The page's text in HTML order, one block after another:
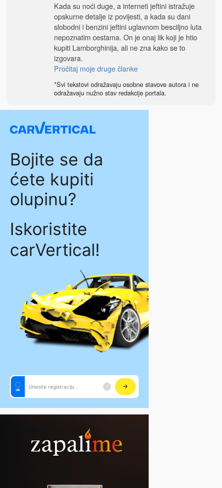
Kada su noći duge, a interneti jeftini istražuje
opskurne detalje iz povijesti, a kada su dani
slobodni i benzini jeftini uglavnom besciljno luta
nepoznatim cestama. On je onaj lik koji je htio
kupiti Lamborghinija, ali ne zna kako se to
izgovara.
Pročitaj moje druge članke
*Svi tekstovi odražavaju osobne stavove autora i ne
odražavaju nužno stav redakcije portala.